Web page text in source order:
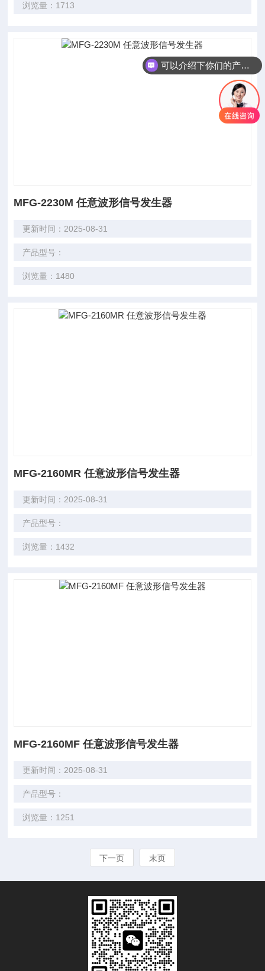
浏览量：1713
MFG-2230M 任意波形信号发生器
更新时间：2025-08-31
产品型号：
浏览量：1480
MFG-2160MR 任意波形信号发生器
更新时间：2025-08-31
产品型号：
浏览量：1432
MFG-2160MF 任意波形信号发生器
更新时间：2025-08-31
产品型号：
浏览量：1251
下一页 末页
可以介绍下你们的产品么